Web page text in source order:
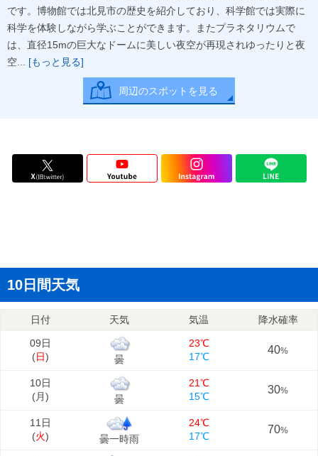
です。博物館では北見市の歴史を紹介しており、科学館では実際に
科学を体験しながら学ぶことができます。またプラネタリウムで
は、直径15mの巨大なドームに美しい夜空が再現されゆったりと夜
空... [もっと見る]
周辺のスポットを見る
10日間天気
日付 天気 気温 降水確率
09日
(日) 曇
23℃
17℃
40%
10日
(月) 曇
21℃
15℃
30%
11日
(火) 曇一時雨
24℃
17℃
70%